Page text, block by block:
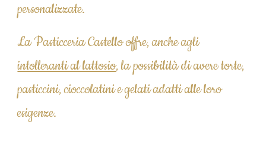
personalizzate.
La Pasticceria Castello offre, anche agli
intolleranti al lattosio, la possibilità di avere torte,
pasticcini, cioccolatini e gelati adatti alle loro
esigenze.